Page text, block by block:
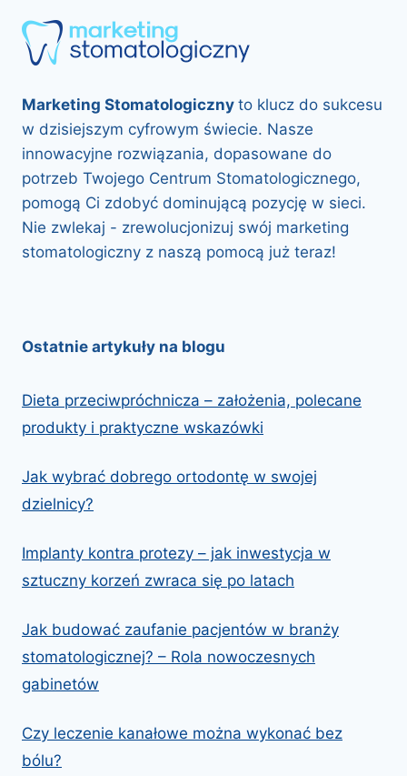
Marketing Stomatologiczny to klucz do sukcesu
w dzisiejszym cyfrowym świecie. Nasze
innowacyjne rozwiązania, dopasowane do
potrzeb Twojego Centrum Stomatologicznego,
pomogą Ci zdobyć dominującą pozycję w sieci.
Nie zwlekaj - zrewolucjonizuj swój marketing
stomatologiczny z naszą pomocą już teraz!
Ostatnie artykuły na blogu
Dieta przeciwpróchnicza – założenia, polecane
produkty i praktyczne wskazówki
Jak wybrać dobrego ortodontę w swojej
dzielnicy?
Implanty kontra protezy – jak inwestycja w
sztuczny korzeń zwraca się po latach
Jak budować zaufanie pacjentów w branży
stomatologicznej? – Rola nowoczesnych
gabinetów
Czy leczenie kanałowe można wykonać bez
bólu?